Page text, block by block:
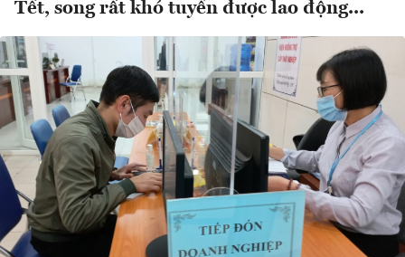
Tết, song rất khó tuyển được lao động...